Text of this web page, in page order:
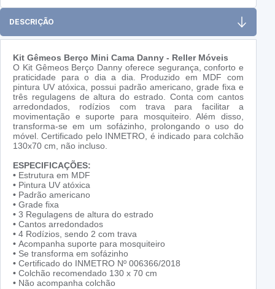
DESCRIÇÃO
Kit Gêmeos Berço Mini Cama Danny - Reller Móveis
O Kit Gêmeos Berço Danny oferece segurança, conforto e
praticidade para o dia a dia. Produzido em MDF com
pintura UV atóxica, possui padrão americano, grade fixa e
três regulagens de altura do estrado. Conta com cantos
arredondados, rodízios com trava para facilitar a
movimentação e suporte para mosquiteiro. Além disso,
transforma-se em um sofázinho, prolongando o uso do
móvel. Certificado pelo INMETRO, é indicado para colchão
130x70 cm, não incluso.
ESPECIFICAÇÕES:
• Estrutura em MDF
• Pintura UV atóxica
• Padrão americano
• Grade fixa
• 3 Regulagens de altura do estrado
• Cantos arredondados
• 4 Rodízios, sendo 2 com trava
• Acompanha suporte para mosquiteiro
• Se transforma em sofázinho
• Certificado do INMETRO Nº 006366/2018
• Colchão recomendado 130 x 70 cm
• Não acompanha colchão